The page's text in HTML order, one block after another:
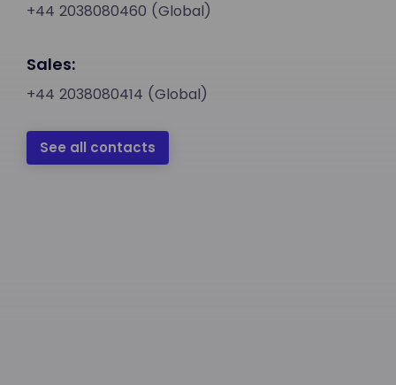
+44 2038080460 (Global)
Sales:
+44 2038080414 (Global)
See all contacts